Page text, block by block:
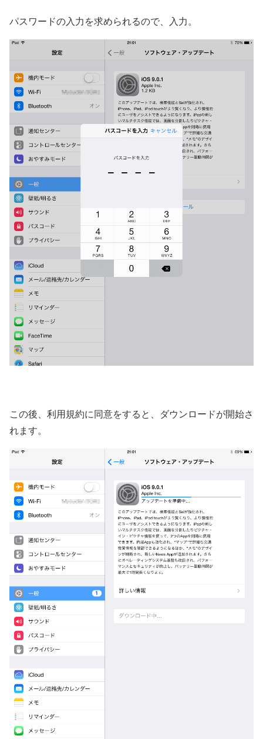
パスワードの入力を求められるので、入力。
この後、利用規約に同意をすると、ダウンロードが開始さ
れます。